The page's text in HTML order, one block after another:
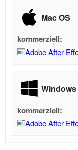
Mac OS
kommerziell:
Adobe After
Windows
kommerziell:
Adobe After